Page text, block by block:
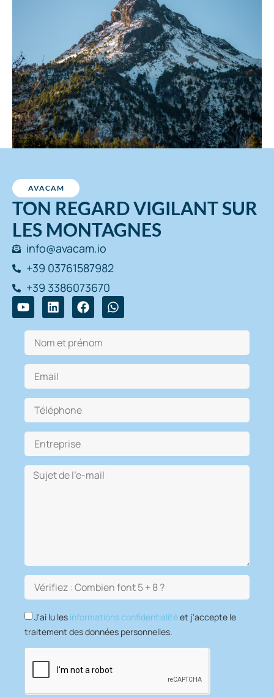
AVACAM
TON REGARD VIGILANT SUR
LES MONTAGNES
info@avacam.io
+39 03761587982
+39 3386073670
J'ai lu les informations confidentialitéet j'accepte le
traitement des données personnelles.